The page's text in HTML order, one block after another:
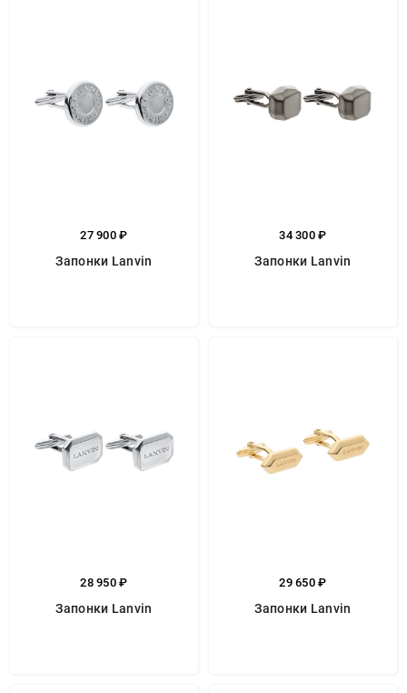
27 900 ₽
Запонки Lanvin
34 300 ₽
Запонки Lanvin
28 950 ₽
Запонки Lanvin
29 650 ₽
Запонки Lanvin